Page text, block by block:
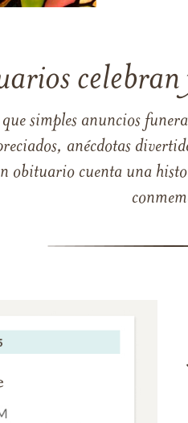
simples anuncios
anécdotas
obituario cuenta una